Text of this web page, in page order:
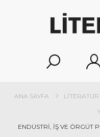
ANA SAYFA LITERATÜR
ENDÜSTRI, İŞ VE ÖRGÜT